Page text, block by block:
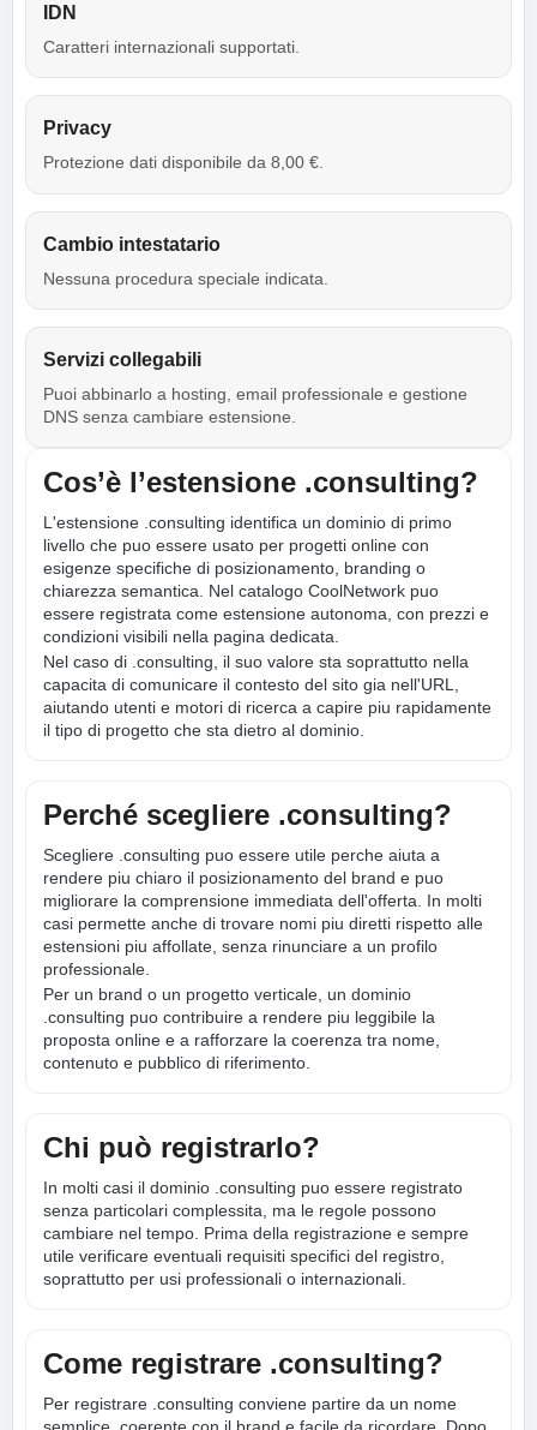
IDN
Caratteri internazionali supportati.
Privacy
Protezione dati disponibile da 8,00 €.
Cambio intestatario
Nessuna procedura speciale indicata.
Servizi collegabili
Puoi abbinarlo a hosting, email professionale e gestione
DNS senza cambiare estensione.
Cos’è l’estensione .consulting?
L'estensione .consulting identifica un dominio di primo
livello che puo essere usato per progetti online con
esigenze specifiche di posizionamento, branding o
chiarezza semantica. Nel catalogo CoolNetwork puo
essere registrata come estensione autonoma, con prezzi e
condizioni visibili nella pagina dedicata.
Nel caso di .consulting, il suo valore sta soprattutto nella
capacita di comunicare il contesto del sito gia nell'URL,
aiutando utenti e motori di ricerca a capire piu rapidamente
il tipo di progetto che sta dietro al dominio.
Perché scegliere .consulting?
Scegliere .consulting puo essere utile perche aiuta a
rendere piu chiaro il posizionamento del brand e puo
migliorare la comprensione immediata dell'offerta. In molti
casi permette anche di trovare nomi piu diretti rispetto alle
estensioni piu affollate, senza rinunciare a un profilo
professionale.
Per un brand o un progetto verticale, un dominio
.consulting puo contribuire a rendere piu leggibile la
proposta online e a rafforzare la coerenza tra nome,
contenuto e pubblico di riferimento.
Chi può registrarlo?
In molti casi il dominio .consulting puo essere registrato
senza particolari complessita, ma le regole possono
cambiare nel tempo. Prima della registrazione e sempre
utile verificare eventuali requisiti specifici del registro,
soprattutto per usi professionali o internazionali.
Come registrare .consulting?
Per registrare .consulting conviene partire da un nome